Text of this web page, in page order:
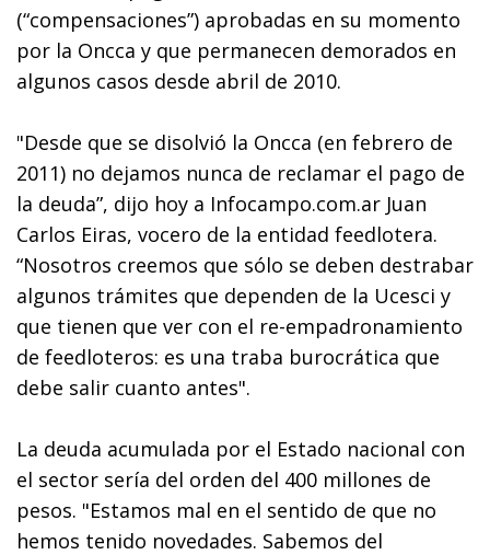
(“compensaciones”) aprobadas en su momento
por la Oncca y que permanecen demorados en
algunos casos desde abril de 2010.
"Desde que se disolvió la Oncca (en febrero de
2011) no dejamos nunca de reclamar el pago de
la deuda”, dijo hoy a Infocampo.com.ar Juan
Carlos Eiras, vocero de la entidad feedlotera.
“Nosotros creemos que sólo se deben destrabar
algunos trámites que dependen de la Ucesci y
que tienen que ver con el re-empadronamiento
de feedloteros: es una traba burocrática que
debe salir cuanto antes".
La deuda acumulada por el Estado nacional con
el sector sería del orden del 400 millones de
pesos. "Estamos mal en el sentido de que no
hemos tenido novedades. Sabemos del